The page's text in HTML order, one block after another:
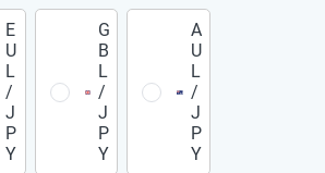
E
U
L
/
J
P
Y
G
B
L
/
J
P
Y
A
U
L
/
J
P
Y